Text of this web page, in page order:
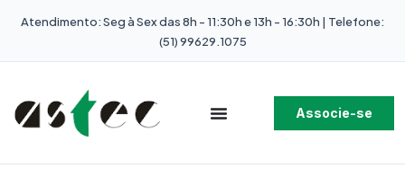
Atendimento: Seg à Sex das 8h - 11:30h e 13h - 16:30h | Telefone:
(51) 99629.1075
Associe-se